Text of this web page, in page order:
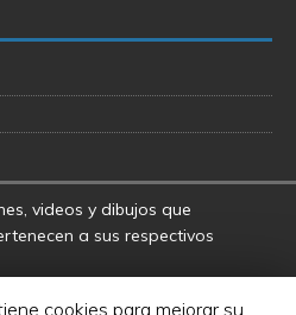
videos y dibujos que
a sus respectivos
cookies para mejorar su